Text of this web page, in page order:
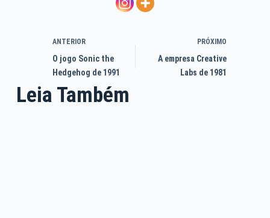
ANTERIOR
O jogo Sonic the
Hedgehog de 1991
PRÓXIMO
A empresa Creative
Labs de 1981
Leia Também